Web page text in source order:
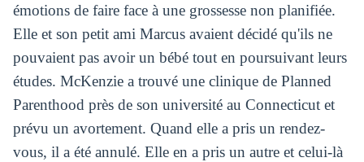
émotions de faire face à une grossesse non planifiée.
Elle et son petit ami Marcus avaient décidé qu'ils ne
pouvaient pas avoir un bébé tout en poursuivant leurs
études. McKenzie a trouvé une clinique de Planned
Parenthood près de son université au Connecticut et
prévu un avortement. Quand elle a pris un rendez-
vous, il a été annulé. Elle en a pris un autre et celui-là